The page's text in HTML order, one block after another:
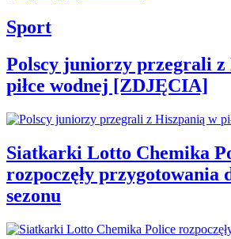
Sport
Polscy juniorzy przegrali z
piłce wodnej [ZDJĘCIA]
Siatkarki Lotto Chemika
rozpoczęły przygotowania
sezonu